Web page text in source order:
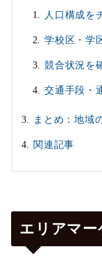
人口構成を
学校区・学
競合状況を
交通手段・
まとめ：地域
関連記事
エリアマー